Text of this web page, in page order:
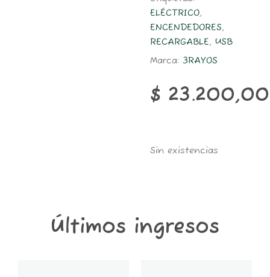
ELÉCTRICO,
ENCENDEDORES,
RECARGABLE,USB
Marca:3RAYOS
$ 23.200,00
Sin existencias
Últimos ingresos